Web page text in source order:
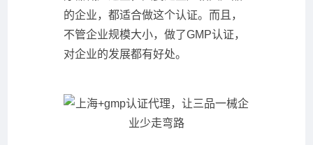
的企业，都适合做这个认证。而且，
不管企业规模大小，做了GMP认证，
对企业的发展都有好处。